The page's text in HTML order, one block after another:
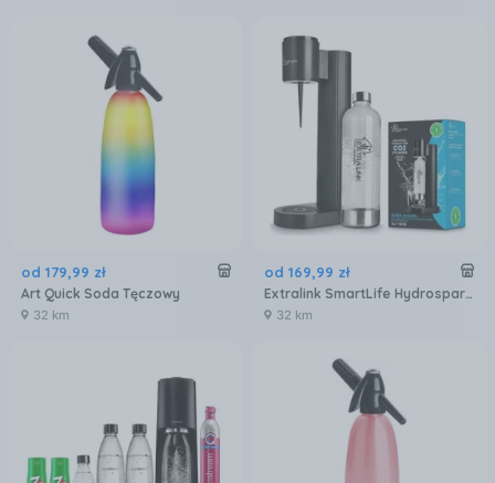
od 179,99 zł
Art Quick Soda Tęczowy
32 km
od 169,99 zł
Extralink SmartLife Hydrospark SJ-191B
32 km